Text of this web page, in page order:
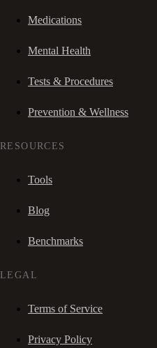
Medications
Mental Health
Tests & Procedures
Prevention & Wellness
RESOURCES
Tools
Blog
Benchmarks
LEGAL
Terms of Service
Privacy Policy